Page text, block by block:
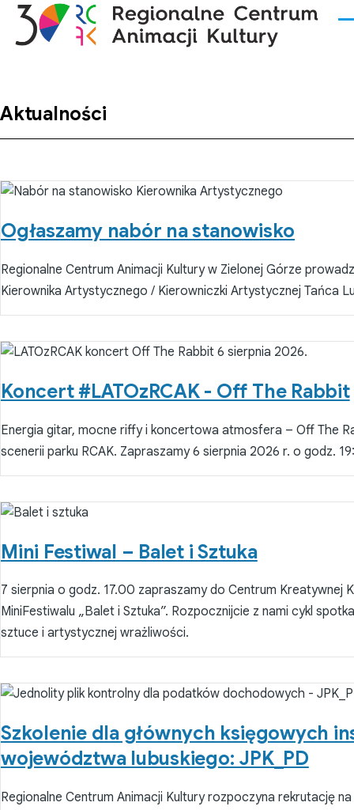
Przejdź do treści
Aktualności
Ogłaszamy nabór na stanowisko
Regionalne Centrum Animacji Kultury w Zielonej Górze
Kierownika Artystycznego / Kierowniczki Artystycznej Tańca
Koncert #LATOzRCAK - Off The Rabbit
Energia gitar, mocne riffy i koncertowa atmosfera – Off The
scenerii parku RCAK. Zapraszamy 6 sierpnia 2026 r. o godz.
Mini Festiwal – Balet i Sztuka
7 sierpnia o godz. 17.00 zapraszamy do Centrum Kreatywnej
MiniFestiwalu „Balet i Sztuka”. Rozpocznijcie z nami cykl
sztuce i artystycznej wrażliwości.
Szkolenie dla głównych księgowych
województwa lubuskiego: JPK_PD
Regionalne Centrum Animacji Kultury rozpoczyna rekrutację